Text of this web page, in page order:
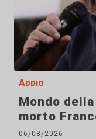
Addio
Mondo
morto
06/08/2026